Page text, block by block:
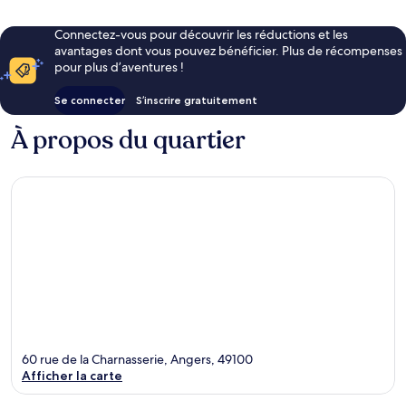
Connectez-vous pour découvrir les réductions et les
avantages dont vous pouvez bénéficier. Plus de récompenses
pour plus d’aventures !
Se connecter S’inscrire gratuitement
À propos du quartier
60 rue de la Charnasserie, Angers, 49100
Afficher la carte